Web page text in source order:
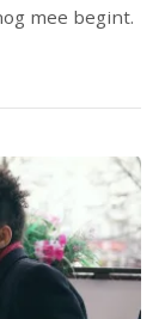
mee begint.